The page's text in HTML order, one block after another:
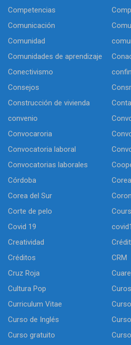
Competencias
Comunicación
Comunidad
Comunidades de aprendizaje
Conectivismo
Consejos
Construcción de vivienda
convenio
Convocaroria
Convocatoria laboral
Convocatorias laborales
Córdoba
Corea
Corea del Sur
Corte de pelo
Covid 19
Creatividad
Créditos
CRM
Cruz Roja
Cultura Pop
Curriculum Vitae
Curso
Curso de Inglés
Curso gratuito